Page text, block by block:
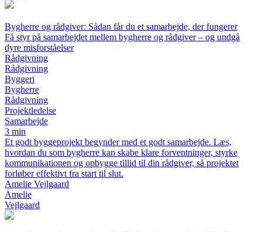
Bygherre og rådgiver: Sådan får du et samarbejde, der fungerer
Få styr på samarbejdet mellem bygherre og rådgiver – og undgå
dyre misforståelser
Rådgivning
Rådgivning
Byggeri
Bygherre
Rådgivning
Projektledelse
Samarbejde
3 min
Et godt byggeprojekt begynder med et godt samarbejde. Læs,
hvordan du som bygherre kan skabe klare forventninger, styrke
kommunikationen og opbygge tillid til din rådgiver, så projektet
forløber effektivt fra start til slut.
Amelie Vejlgaard
Amelie
Vejlgaard